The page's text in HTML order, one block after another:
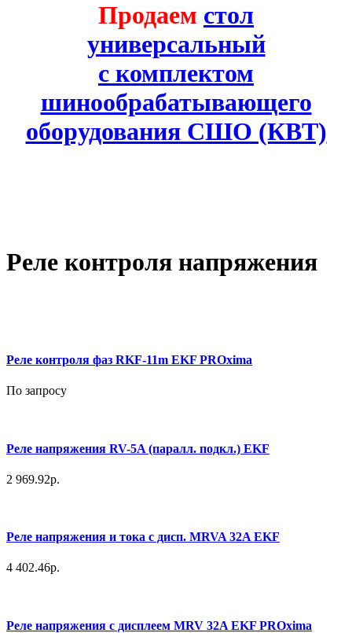
Продаем стол
универсальный
с комплектом
шинообрабатывающего
оборудования СШО (КВТ)
Реле контроля напряжения
Реле контроля фаз RKF-11m EKF PROxima
По запросу
Реле напряжения RV-5A (паралл. подкл.) EKF
2 969.92р.
Реле напряжения и тока с дисп. MRVA 32A EKF
4 402.46р.
Реле напряжения с дисплеем MRV 32A EKF PROxima